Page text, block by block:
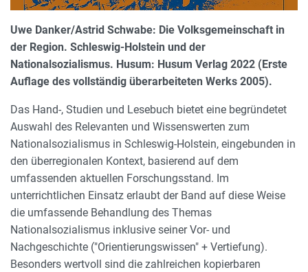
Uwe Danker/Astrid Schwabe: Die Volksgemeinschaft in
der Region. Schleswig-Holstein und der
Nationalsozialismus. Husum: Husum Verlag 2022 (Erste
Auflage des vollständig überarbeiteten Werks 2005).
Das Hand-, Studien und Lesebuch bietet eine begründetet
Auswahl des Relevanten und Wissenswerten zum
Nationalsozialismus in Schleswig-Holstein, eingebunden in
den überregionalen Kontext, basierend auf dem
umfassenden aktuellen Forschungsstand. Im
unterrichtlichen Einsatz erlaubt der Band auf diese Weise
die umfassende Behandlung des Themas
Nationalsozialismus inklusive seiner Vor- und
Nachgeschichte ("Orientierungswissen" + Vertiefung).
Besonders wertvoll sind die zahlreichen kopierbaren